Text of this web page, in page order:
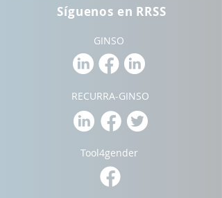
Síguenos en RRSS
GINSO
RECURRA-GINSO
Tool4gender